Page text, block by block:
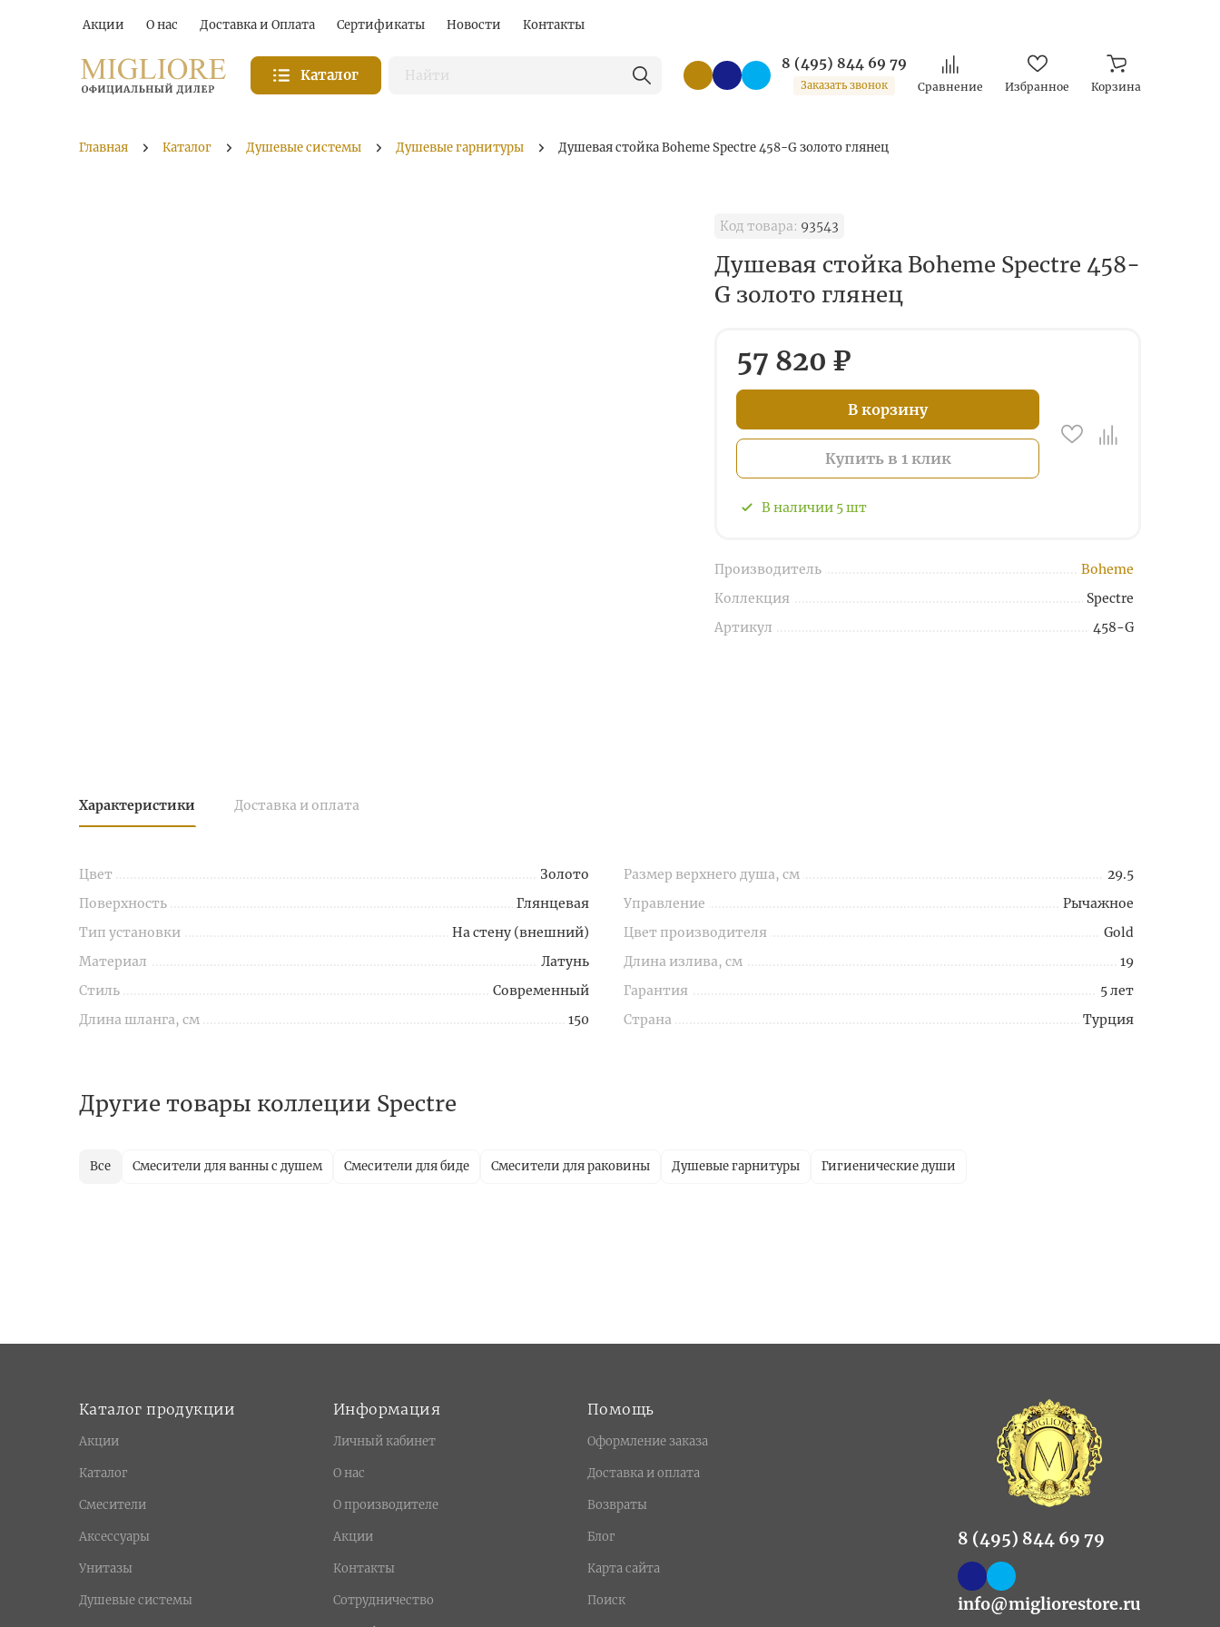
Акции О нас Доставка и Оплата Сертификаты Новости Контакты
Каталог
8 (495) 844 69 79
Заказать звонок Сравнение Избранное Корзина
Главная Каталог Душевые системы Душевые гарнитуры Душевая стойка Boheme Spectre 458-G золото глянец
Код товара: 93543
Душевая стойка Boheme Spectre 458-
G золото глянец
57 820 ₽
В корзину
Купить в 1 клик
В наличии 5шт
Производитель
Boheme
Коллекция
Spectre
Артикул
458-G
Характеристики Доставка и оплата
Цвет
Золото
Поверхность
Глянцевая
Тип установки
На стену (внешний)
Материал
Латунь
Стиль
Современный
Длина шланга, см
150
Размер верхнего душа, см
29.5
Управление
Рычажное
Цвет производителя
Gold
Длина излива, см
19
Гарантия
5 лет
Страна
Турция
Другие товары коллеции Spectre
Все Смесители для ванны с душем Смесители для биде Смесители для раковины Душевые гарнитуры Гигиенические души
Каталог продукции
Акции
Каталог
Смесители
Аксессуары
Унитазы
Душевые системы
Информация
Личный кабинет
О нас
О производителе
Акции
Контакты
Сотрудничество
Помощь
Оформление заказа
Доставка и оплата
Возвраты
Блог
Карта сайта
Поиск
8 (495) 844 69 79
info@migliorestore.ru